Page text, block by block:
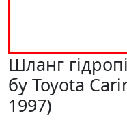
Шланг
бу Toyota
1997)